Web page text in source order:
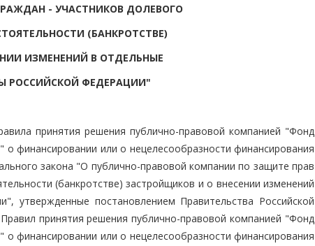
- УЧАСТНИКОВ ДОЛЕВОГО
(БАНКРОТСТВЕ)
ИЗМЕНЕНИЙ В ОТДЕЛЬНЫЕ
РОССИЙСКОЙ ФЕДЕРАЦИИ"
принятия решения публично-правовой компанией "Фонд
финансировании или о нецелесообразности финансирования
закона "О публично-правовой компании по защите прав
(банкротстве) застройщиков и о внесении изменений
утвержденные постановлением Правительства Российской
принятия решения публично-правовой компанией "Фонд
финансировании или о нецелесообразности финансирования